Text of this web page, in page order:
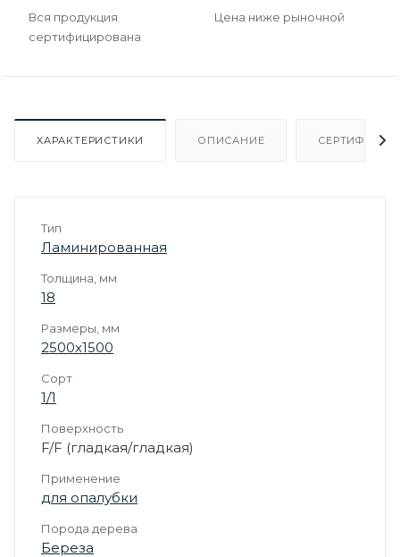
Вся продукция
сертифицирована
Цена ниже рыночной
ХАРАКТЕРИСТИКИ ОПИСАНИЕ
Тип
Ламинированная
Толщина, мм
18
Размеры, мм
2500х1500
Сорт
1/1
Поверхность
F/F (гладкая/гладкая)
Применение
для опалубки
Порода дерева
Береза